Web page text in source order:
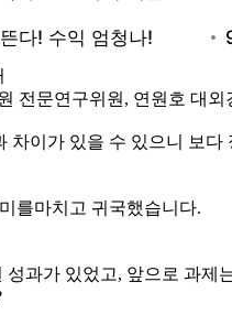
전문연구위원, 연원호 대
차이가 있을 수 있으니 보
를마치고 귀국했습니다.
성과가 있었고, 앞으로 과